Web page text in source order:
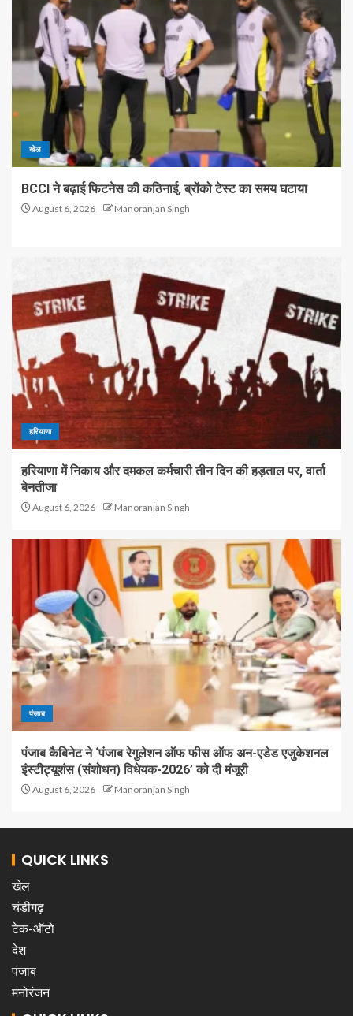
खेल
BCCI ने बढ़ाई फिटनेस की कठिनाई, ब्रोंको टेस्ट का समय घटाया
August 6, 2026 Manoranjan Singh
हरियाणा
हरियाणा में निकाय और दमकल कर्मचारी तीन दिन की हड़ताल पर, वार्ता
बेनतीजा
August 6, 2026 Manoranjan Singh
पंजाब
पंजाब कैबिनेट ने ‘पंजाब रेगुलेशन ऑफ फीस ऑफ अन-एडेड एजुकेशनल
इंस्टीट्यूशंस (संशोधन) विधेयक-2026’ को दी मंजूरी
August 6, 2026 Manoranjan Singh
QUICK LINKS
खेल
चंडीगढ़
टेक-ऑटो
देश
पंजाब
मनोरंजन